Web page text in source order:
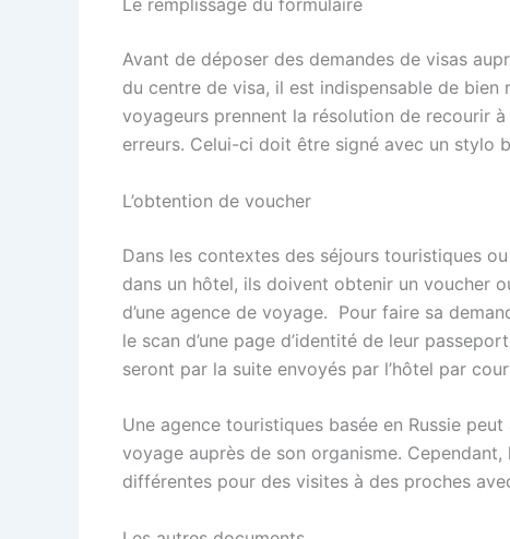
Le remplissage du formulaire
Avant de déposer des demandes de visas
du centre de visa, il est indispensable de
voyageurs prennent la résolution de recourir
erreurs. Celui-ci doit être signé avec un stylo
L’obtention de voucher
Dans les contextes des séjours touristiques
dans un hôtel, ils doivent obtenir un voucher
d’une agence de voyage. Pour faire sa
le scan d’une page d’identité de leur
seront par la suite envoyés par l’hôtel par
Une agence touristiques basée en Russie
voyage auprès de son organisme.
différentes pour des visites à des proches